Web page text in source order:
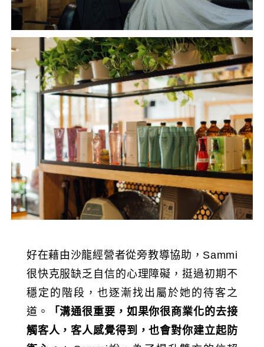
好在藉由沙龍經營者從旁教導協助，Sammi
很快克服缺乏自信的心理障礙，挺過初期不
穩定的階段，也逐漸找出屬於她的待客之
道。
「溝通很重要，如果你很商業化的去接
觸客人，客人感覺得到，也會對你建立起防